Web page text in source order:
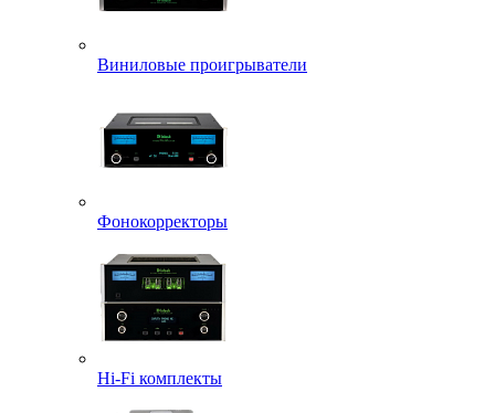
Виниловые проигрыватели
Фонокорректоры
Hi-Fi комплекты